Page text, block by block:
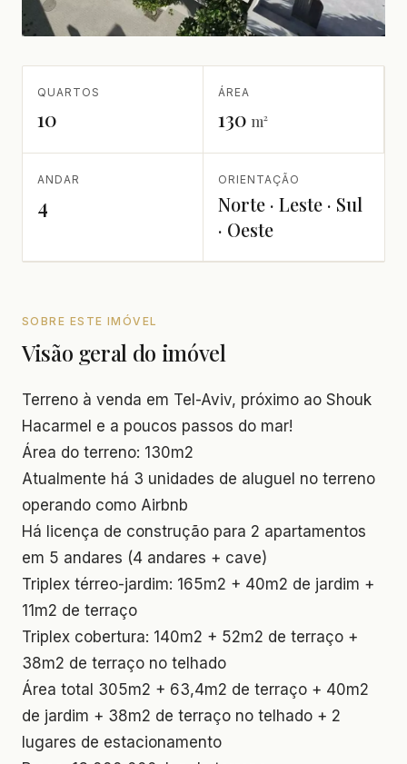
QUARTOS
10
ÁREA
130 m²
ANDAR
4
ORIENTAÇÃO
Norte · Leste · Sul
· Oeste
SOBRE ESTE IMÓVEL
Visão geral do imóvel
Terreno à venda em Tel-Aviv, próximo ao Shouk
Hacarmel e a poucos passos do mar!
Área do terreno: 130m2
Atualmente há 3 unidades de aluguel no terreno
operando como Airbnb
Há licença de construção para 2 apartamentos
em 5 andares (4 andares + cave)
Triplex térreo-jardim: 165m2 + 40m2 de jardim +
11m2 de terraço
Triplex cobertura: 140m2 + 52m2 de terraço +
38m2 de terraço no telhado
Área total 305m2 + 63,4m2 de terraço + 40m2
de jardim + 38m2 de terraço no telhado + 2
lugares de estacionamento